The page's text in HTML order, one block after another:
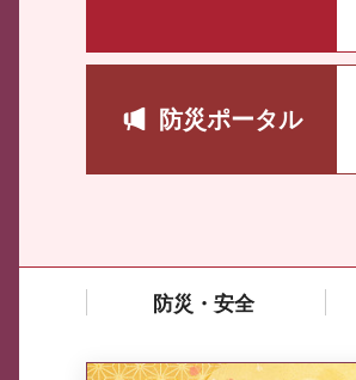
防災ポータル
防災・安全